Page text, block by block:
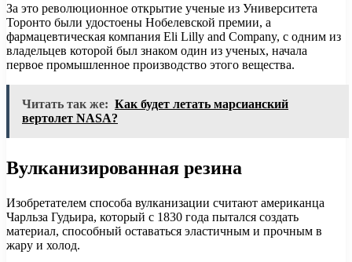
За это революционное открытие ученые из Университета
Торонто были удостоены Нобелевской премии, а
фармацевтическая компания Eli Lilly and Company, с одним из
владельцев которой был знаком один из ученых, начала
первое промышленное производство этого вещества.
Читать так же: Как будет летать марсианский
вертолет NASA?
Вулканизированная резина
Изобретателем способа вулканизации считают американца
Чарльза Гудьира, который с 1830 года пытался создать
материал, способный оставаться эластичным и прочным в
жару и холод.